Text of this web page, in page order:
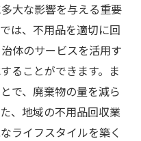
大な影響を与える重要
は、不用品を適切に回
体のサービスを活用す
ることができます。ま
で、廃棄物の量を減ら
、地域の不用品回収業
ライフスタイルを築く